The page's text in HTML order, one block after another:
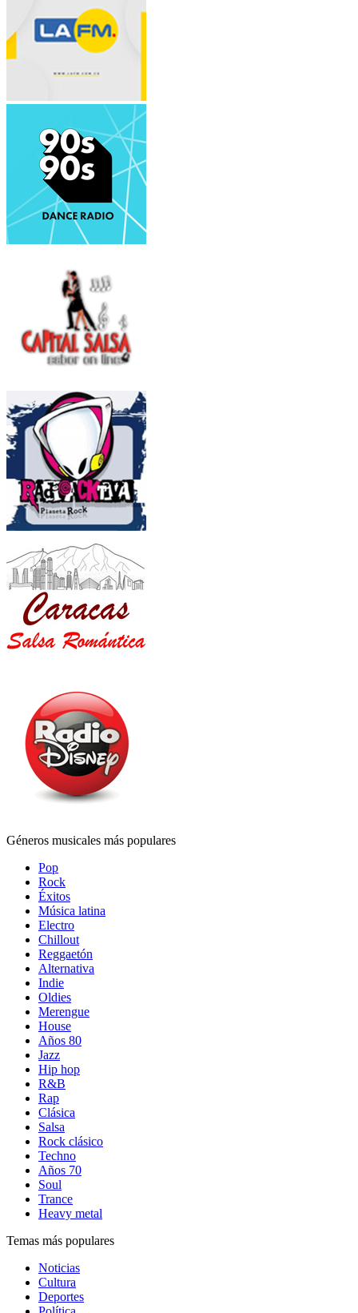
Géneros musicales más populares
Pop
Rock
Éxitos
Música latina
Electro
Chillout
Reggaetón
Alternativa
Indie
Oldies
Merengue
House
Años 80
Jazz
Hip hop
R&B
Rap
Clásica
Salsa
Rock clásico
Techno
Años 70
Soul
Trance
Heavy metal
Temas más populares
Noticias
Cultura
Deportes